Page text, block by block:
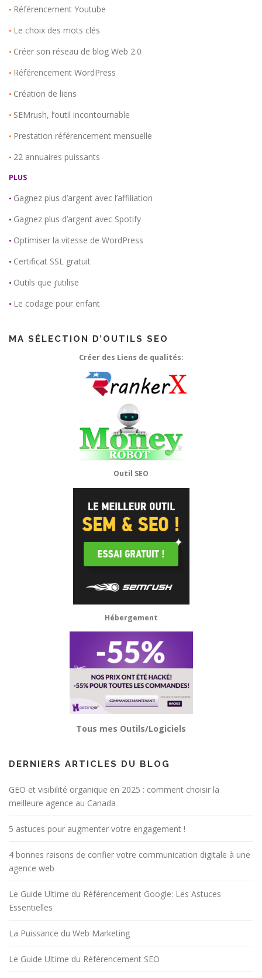
• Référencement Youtube
• Le choix des mots clés
• Créer son réseau de blog Web 2.0
• Référencement WordPress
• Création de liens
• SEMrush, l’outil incontournable
• Prestation référencement mensuelle
• 22 annuaires puissants
PLUS
• Gagnez plus d’argent avec l’affiliation
• Gagnez plus d’argent avec Spotify
• Optimiser la vitesse de WordPress
• Certificat SSL gratuit
• Outils que j’utilise
• Le codage pour enfant
MA SÉLECTION D’OUTILS SEO
Créer des Liens de qualités:
Outil SEO
Hébergement
Tous mes Outils/Logiciels
DERNIERS ARTICLES DU BLOG
GEO et visibilité organique en 2025 : comment choisir la
meilleure agence au Canada
5 astuces pour augmenter votre engagement !
4 bonnes raisons de confier votre communication digitale à une
agence web
Le Guide Ultime du Référencement Google: Les Astuces
Essentielles
La Puissance du Web Marketing
Le Guide Ultime du Référencement SEO